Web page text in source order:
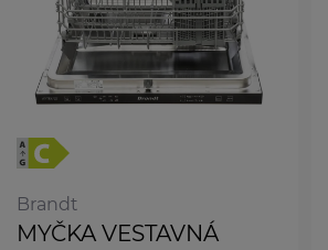
Brandt
MYČKA VESTAVNÁ